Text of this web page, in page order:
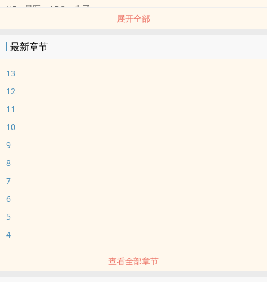
HE - 星际 - ABO - 生子
俘，进入帝国。
新皇曾是元帅的继子，十年前差点死在元帅剑下。
*
排雷：
abo背景，小学生设定，封建狗血。
前期大量颜色，后期主走剧情。
展开全部
最新章节
13
12
11
10
9
8
7
6
5
4
查看全部章节